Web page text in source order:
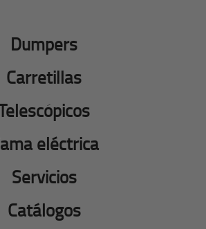
Dumpers
Carretillas
eléctrica
Servicios
Catálogos